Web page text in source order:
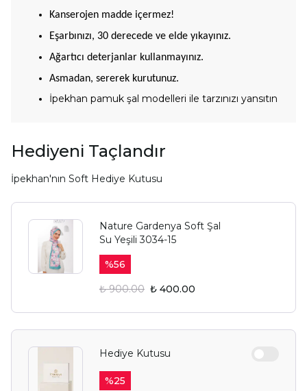
Kanserojen madde içermez!
Eşarbınızı, 30 derecede ve elde yıkayınız.
Ağartıcı deterjanlar kullanmayınız.
Asmadan, sererek kurutunuz.
İpekhan pamuk şal modelleri ile tarzınızı yansıtın
Hediyeni Taçlandır
İpekhan'nın Soft Hediye Kutusu
Nature Gardenya Soft Şal
Su Yeşili 3034-15
%56
₺ 900.00 ₺ 400.00
Hediye Kutusu
%25